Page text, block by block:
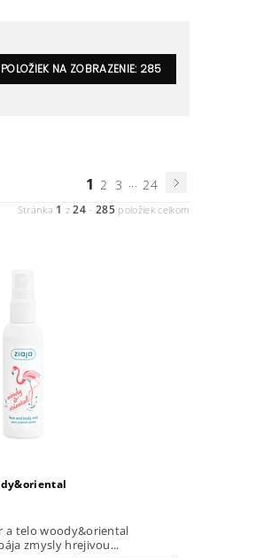
POLOŽIEK NA ZOBRAZENIE: 285
1 2 3 ... 24
Stránka 1 z24 -285 položiek celkom
a telo woody&oriental
zmysly hrejivou...